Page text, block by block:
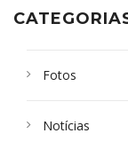
Fotos
Notícias